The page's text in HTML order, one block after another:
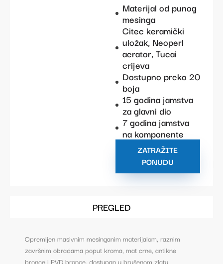
Materijal od punog
mesinga
Citec keramički
uložak, Neoperl
aerator, Tucai
crijeva
Dostupno preko 20
boja
15 godina jamstva
za glavni dio
7 godina jamstva
na komponente
ZATRAŽITE
PONUDU
PREGLED
Opremljen masivnim mesinganim materijalom, raznim
završnim obradama poput kroma, mat crne, antikne
bronce i PVD bronce, dostupan u brušenom zlatu,